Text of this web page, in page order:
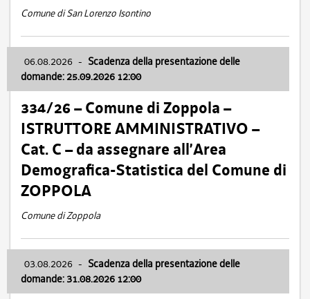
Comune di San Lorenzo Isontino
06.08.2026 - Scadenza della presentazione delle
domande: 25.09.2026 12:00
334/26 – Comune di Zoppola –
ISTRUTTORE AMMINISTRATIVO –
Cat. C – da assegnare all’Area
Demografica-Statistica del Comune di
ZOPPOLA
Comune di Zoppola
03.08.2026 - Scadenza della presentazione delle
domande: 31.08.2026 12:00